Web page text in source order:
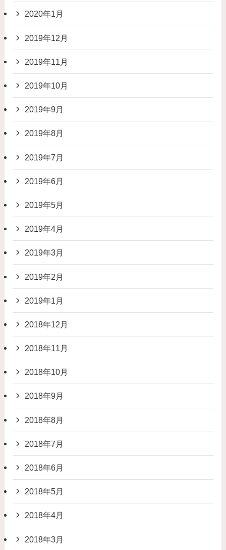
2020年1月
2019年12月
2019年11月
2019年10月
2019年9月
2019年8月
2019年7月
2019年6月
2019年5月
2019年4月
2019年3月
2019年2月
2019年1月
2018年12月
2018年11月
2018年10月
2018年9月
2018年8月
2018年7月
2018年6月
2018年5月
2018年4月
2018年3月